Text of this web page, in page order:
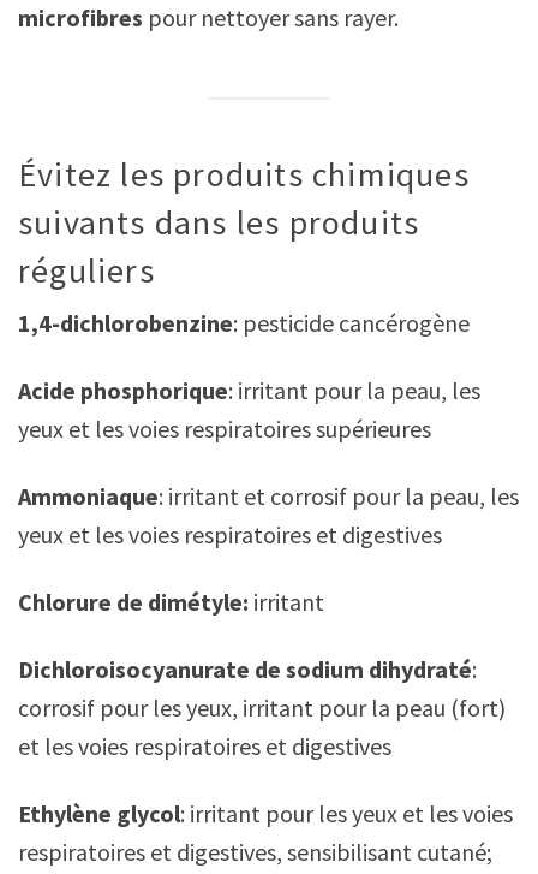
microfibres pour nettoyer sans rayer.
Évitez les produits chimiques
suivants dans les produits
réguliers
1,4-dichlorobenzine: pesticide cancérogène
Acide phosphorique: irritant pour la peau, les
yeux et les voies respiratoires supérieures
Ammoniaque: irritant et corrosif pour la peau, les
yeux et les voies respiratoires et digestives
Chlorure de dimétyle: irritant
Dichloroisocyanurate de sodium dihydraté:
corrosif pour les yeux, irritant pour la peau (fort)
et les voies respiratoires et digestives
Ethylène glycol: irritant pour les yeux et les voies
respiratoires et digestives, sensibilisant cutané;